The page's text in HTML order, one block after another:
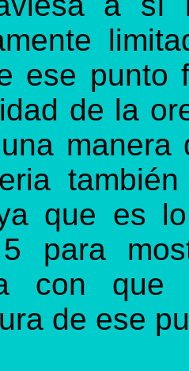
ese punto
de la
manera
que es
para
con que
de ese